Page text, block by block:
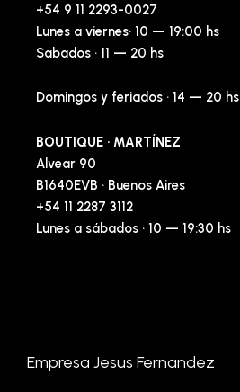
+54 9 11 2293-0027
Lunes a viernes· 10 — 19:00 hs
Sabados · 11 — 20 hs
Domingos y feriados · 14 — 20 hs
BOUTIQUE · MARTÍNEZ
Alvear 90
B1640EVB · Buenos Aires
+54 11 2287 3112
Lunes a sábados · 10 — 19:30 hs
Empresa Jesus Fernandez